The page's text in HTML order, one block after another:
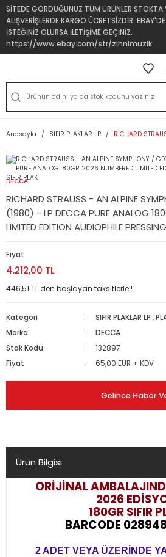
SİTEDE GÖRDÜĞÜNÜZ TÜM ÜRÜNLER
ALIŞVERİŞLERDE KARGO ÜCRETSİZDİR.
İSTEĞİNİZ OLURSA İLETİŞİME GEÇİNİZ.
https://www.ebay.com/str/zihnimuzik
Anasayfa SIFIR PLAKLAR LP RICHARD
DECCA
RICHARD STRAUSS - AN ALPINE
(1980) - LP DECCA PURE ANALOG
LIMITED EDITION AUDIOPHILE
Fiyat
4.212,00 TL
446,51 TL den başlayan taksitlerle!!
Kategori SIFIR PLAKLAR LP ,
Marka
DECCA
Stok Kodu
132897
Fiyat
65,00 EUR + KDV
Gelince Haber
Ürün Bilgisi
ORİJİNAL
2026
180GR SIFIR
BARCODE
2 ADET VEYA ÜZERİNDE